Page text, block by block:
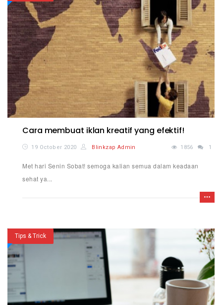
Cara membuat iklan kreatif yang efektif!
19 October 2020 Blinkzap Admin 1856 1
Met hari Senin Sobat! semoga kalian semua dalam keadaan
sehat ya...
Tips & Trick